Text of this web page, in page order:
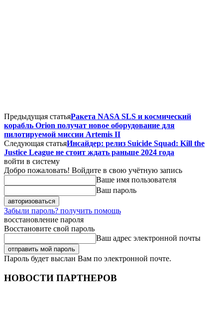
Предыдущая статьяРакета NASA SLS и космический
корабль Orion получат новое оборудование для
пилотируемой миссии Artemis II
Следующая статьяИнсайдер: релиз Suicide Squad: Kill the
Justice League не стоит ждать раньше 2024 года
войти в систему
Добро пожаловать! Войдите в свою учётную запись
Ваше имя пользователя
Ваш пароль
Забыли пароль? получить помощь
восстановление пароля
Восстановите свой пароль
Ваш адрес электронной почты
Пароль будет выслан Вам по электронной почте.
НОВОСТИ ПАРТНЕРОВ